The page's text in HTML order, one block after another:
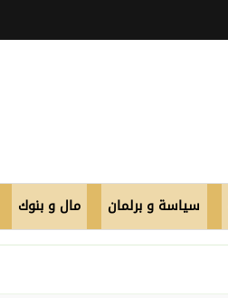
سياسة و برلمان مال و بنوك